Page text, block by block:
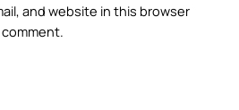
and website in this browser